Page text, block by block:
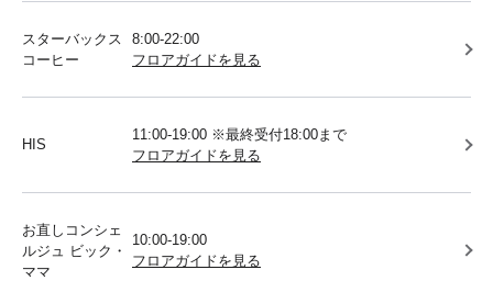
スターバックス
コーヒー
8:00-22:00
フロアガイドを見る
HIS
11:00-19:00 ※最終受付18:00まで
フロアガイドを見る
お直しコンシェ
ルジュ ビック・
ママ
10:00-19:00
フロアガイドを見る